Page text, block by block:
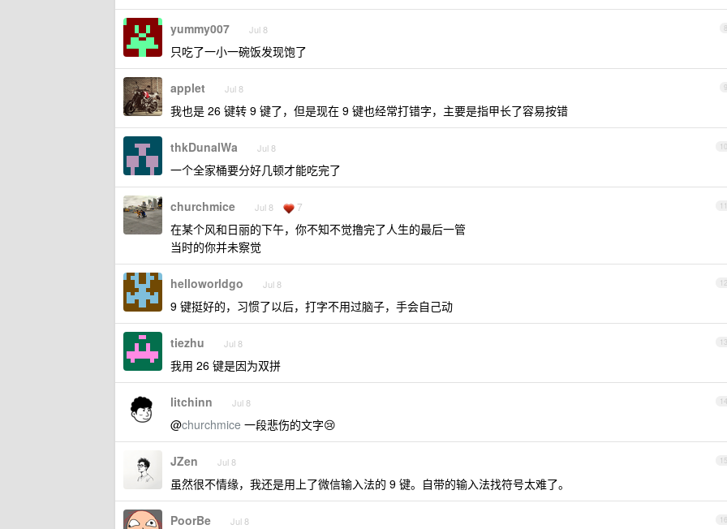
8
yummy007 Jul 8
只吃了一小一碗饭发现饱了
9
applet Jul 8
我也是 26 键转 9 键了，但是现在 9 键也经常打错字，主要是指甲长了容易按错
10
thkDunalWa Jul 8
一个全家桶要分好几顿才能吃完了
11
churchmice Jul 8 7
在某个风和日丽的下午，你不知不觉撸完了人生的最后一管
当时的你并未察觉
12
helloworldgo Jul 8
9 键挺好的，习惯了以后，打字不用过脑子，手会自己动
13
tiezhu Jul 8
我用 26 键是因为双拼
14
litchinn Jul 8
@churchmice 一段悲伤的文字😢
15
JZen Jul 8
虽然很不情缘，我还是用上了微信输入法的 9 键。自带的输入法找符号太难了。
16
PoorBe Jul 8